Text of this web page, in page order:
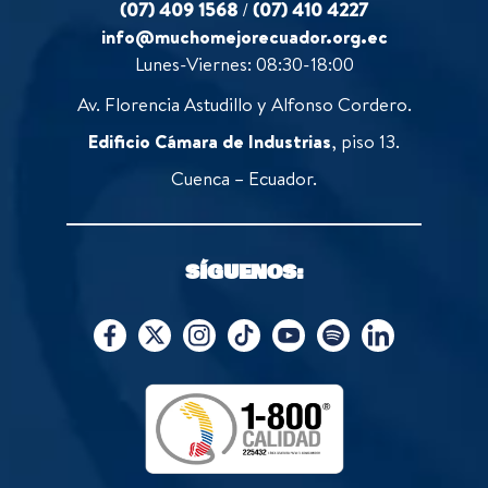
(07) 409 1568 /(07) 410 4227
info@muchomejorecuador.org.ec
Lunes-Viernes: 08:30-18:00
Av. Florencia Astudillo y Alfonso Cordero.
Edificio Cámara de Industrias, piso 13.
Cuenca – Ecuador.
SÍGUENOS: